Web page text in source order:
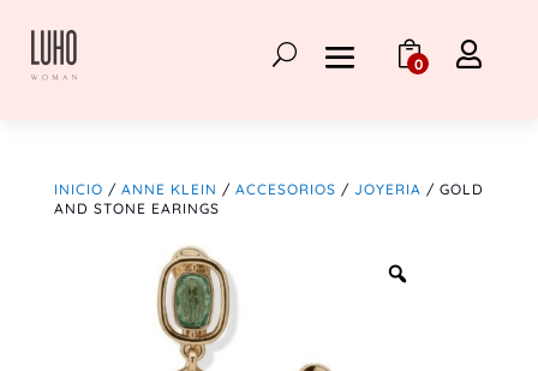
0 
INICIO / ANNE KLEIN / ACCESORIOS / JOYERIA / GOLD
AND STONE EARINGS